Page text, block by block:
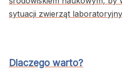
sytuacji zwierząt
Dlaczego warto?